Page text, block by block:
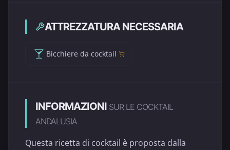
ATTREZZATURA NECESSARIA
Bicchiere da cocktail
INFORMAZIONI SUR LE COCKTAIL
ANDALUSIA
Questa ricetta di cocktail è proposta dalla